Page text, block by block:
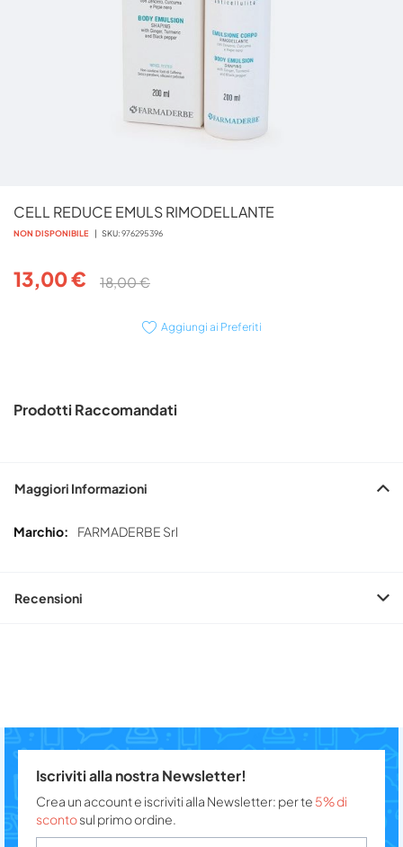
CELL REDUCE EMULS RIMODELLANTE
NON DISPONIBILE SKU 976295396
13,00 € 18,00 €
Aggiungi ai Preferiti
all'inizio
della
immagini
Prodotti Raccomandati
Maggiori Informazioni
Maggiori
FARMADERBE Srl
Recensioni
Iscriviti alla nostra Newsletter!
Crea un account e iscriviti alla Newsletter: per te 5% di
scontosul primo ordine.